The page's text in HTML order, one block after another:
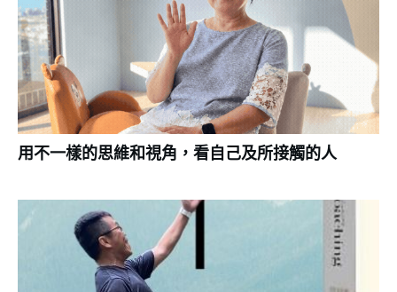
用不一樣的思維和視角，看自己及所接觸的人